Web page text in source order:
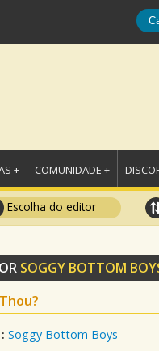
+ COMUNIDADE +
Escolha do editor
SOGGY BOTTOM
Soggy Bottom Boys